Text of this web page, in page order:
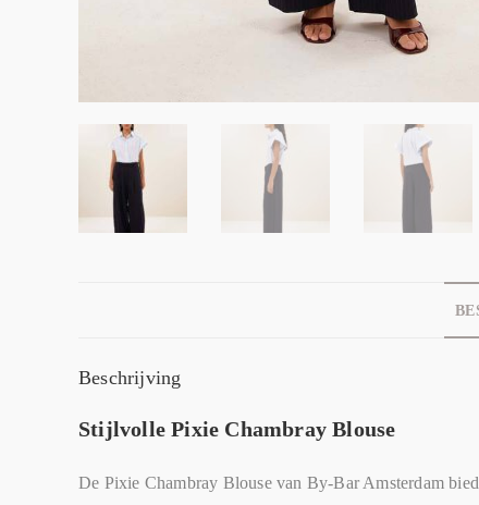
Beschrijving
Stijlvolle Pixie Chambray Blouse
De Pixie Chambray Blouse van By-Bar Amsterdam